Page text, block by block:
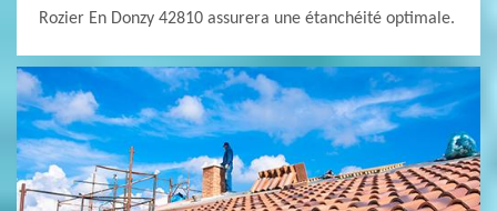
Rozier En Donzy 42810 assurera une étanchéité optimale.